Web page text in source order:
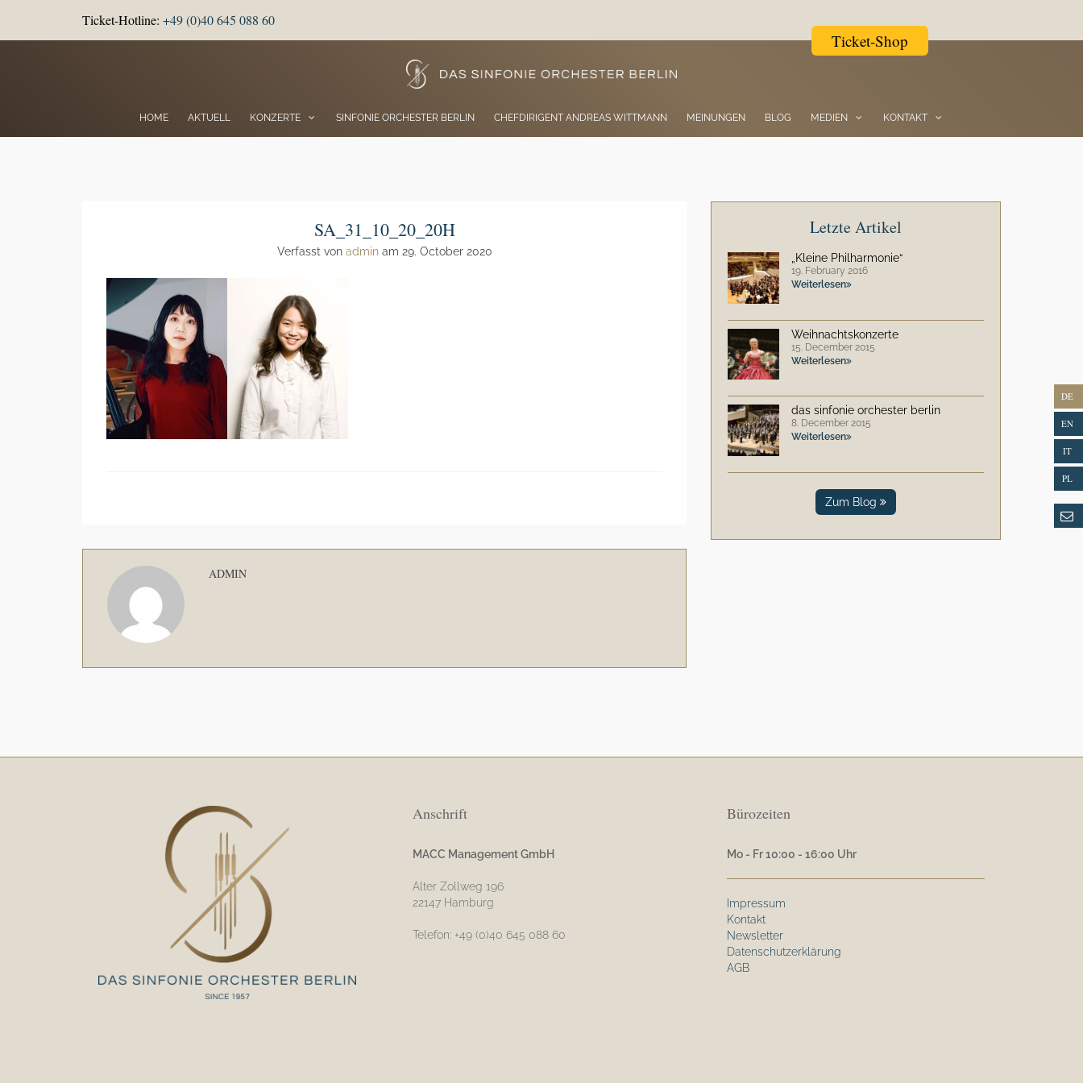
Ticket-Hotline: +49 (0)40 645 088 60
Ticket-Shop
HOME AKTUELL KONZERTE SINFONIE ORCHESTER BERLIN CHEFDIRIGENT ANDREAS WITTMANN MEINUNGEN BLOG MEDIEN KONTAKT
SA_31_10_20_20H
Verfasst von adminam 29. October 2020
ADMIN
Letzte Artikel
„Kleine Philharmonie“
19. February 2016
Weiterlesen
Weihnachtskonzerte
15. December 2015
Weiterlesen
das sinfonie orchester berlin
8. December 2015
Weiterlesen
Zum Blog
Anschrift
MACC Management GmbH
Alter Zollweg 196
22147 Hamburg
Telefon: +49 (0)40 645 088 60
Bürozeiten
Mo - Fr 10:00 - 16:00 Uhr
Impressum
Kontakt
Newsletter
Datenschutzerklärung
AGB
DE
EN
IT
PL